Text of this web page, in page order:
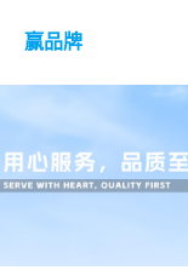
赢品牌